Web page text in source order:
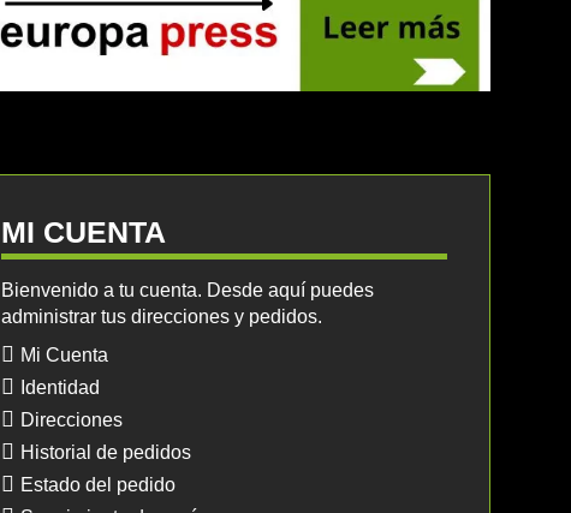
MI CUENTA
Bienvenido a tu cuenta. Desde aquí puedes
administrar tus direcciones y pedidos.
Mi Cuenta
Identidad
Direcciones
Historial de pedidos
Estado del pedido